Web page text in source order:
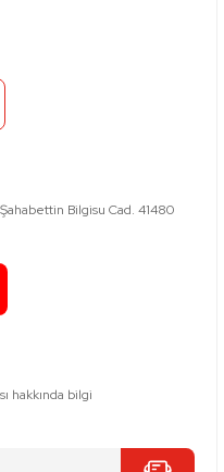
Bilgisu Cad. 41480
hakkında bilgi